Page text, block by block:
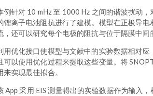
例针对 10 mHz 至 1000 Hz 之间的谐波扰动，
锂离子电池阻抗进行了建模。模型在正极导
，还可以研究每个电极的阻抗与位于隔膜中间
用优化接口使模型与文献中的实验数据相对
可以使用优化过程来提取这些变量。将
来实现最佳拟合。
App 采用 EIS 测量得出的实验数据作为输入